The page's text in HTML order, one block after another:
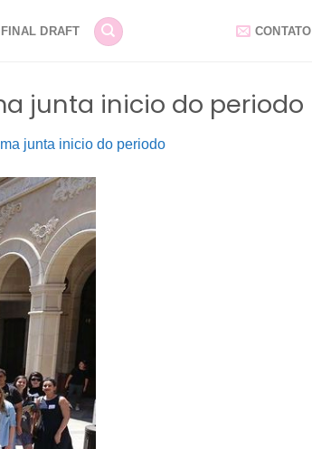
DRAFT CONTATO
junta inicio do periodo
junta inicio do periodo